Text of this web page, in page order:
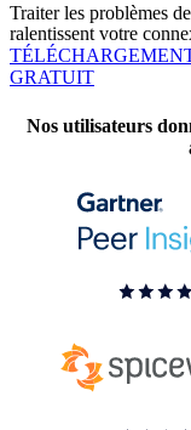
Traiter les problèmes
ralentissent votre
GRATUIT
Nos utilisateurs